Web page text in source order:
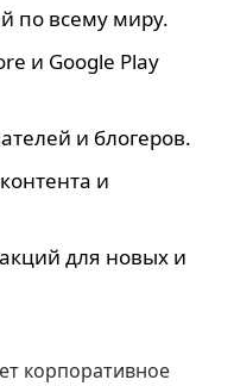
по всему миру.
и Google Play
и блогеров.
и
для новых и
корпоративное